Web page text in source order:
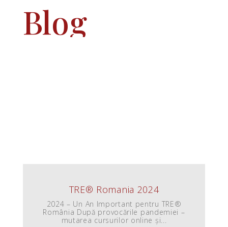
Blog
TRE® Romania 2024
2024 – Un An Important pentru TRE®️
România După provocările pandemiei –
mutarea cursurilor online și...